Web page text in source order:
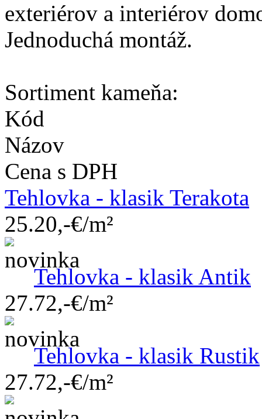
exteriérov a interiérov
Jednoduchá montáž.
Sortiment kameňa:
Kód
Názov
Cena s DPH
Tehlovka - klasik Terakota
25.20,-€/m²
Tehlovka - klasik Antik
27.72,-€/m²
Tehlovka - klasik Rustik
27.72,-€/m²